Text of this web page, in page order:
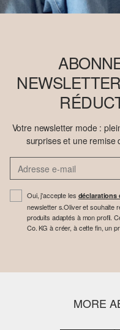
Votre newsletter mode :
surprises et une remise
Oui, j'accepte les déclarations
newsletter s.Oliver et souhaite
produits adaptés à mon profil.
Co. KG à créer, à cette fin, un
MORE